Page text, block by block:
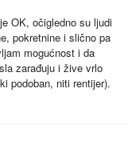
OK, očigledno su ljudi
pokretnine i slično pa
mogućnost i da
zarađuju i žive vrlo
podoban, niti rentijer).